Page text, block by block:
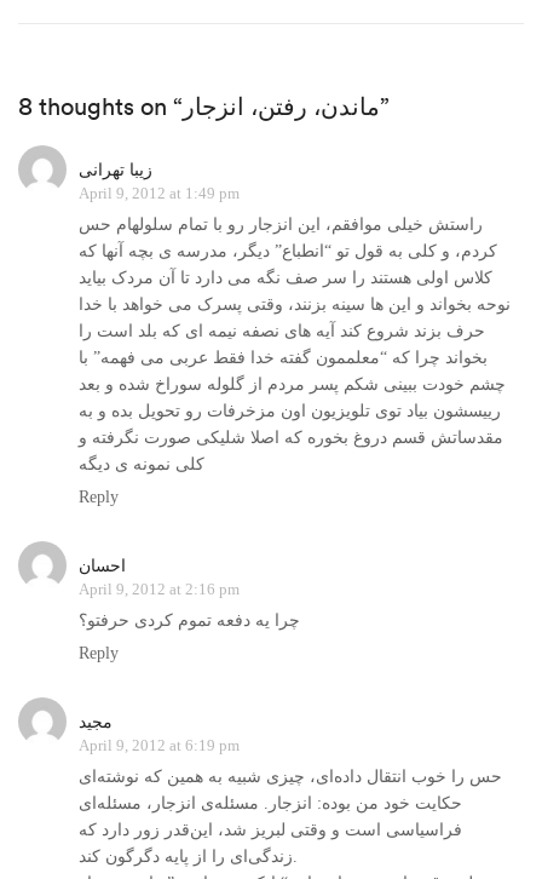
8 thoughts on “ماندن، رفتن، انزجار”
زیبا تهرانی
April 9, 2012 at 1:49 pm
راستش خیلی موافقم، این انزجار رو با تمام سلولهام حس
کردم، و کلی به قول تو “انطباع” دیگر، مدرسه ی بچه آنها که
کلاس اولی هستند را سر صف نگه می دارد تا آن مردک بیاید
نوحه بخواند و این ها سینه بزنند، وقتی پسرک می خواهد با خدا
حرف بزند شروع کند آیه های نصفه نیمه ای که بلد است را
بخواند چرا که “معلممون گفته خدا فقط عربی می فهمه” با
چشم خودت ببینی شکم پسر مردم از گلوله سوراخ شده و بعد
رییسشون بیاد توی تلویزیون اون مزخرفات رو تحویل بده و به
مقدساتش قسم دروغ بخوره که اصلا شلیکی صورت نگرفته و
کلی نمونه ی دیگه
Reply
احسان
April 9, 2012 at 2:16 pm
چرا یه دفعه تموم کردی حرفتو؟
Reply
مجید
April 9, 2012 at 6:19 pm
حس را خوب انتقال داده‌ای، چیزی شبیه به همین که نوشته‌ای
حکایت خود من بوده: انزجار. مسئله‌ی انزجار، مسئله‌ای
فراسیاسی است و وقتی لبریز شد، این‌قدر زور دارد که
زندگی‌ای را از پایه دگرگون کند.